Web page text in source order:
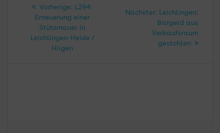
Vorherige:
Vorheriger
Beitrag:
L294:
Erneuerung einer
Stützmauer in
Leichlingen-Heide /
Hilgen
Nächster:
Nächster
Beitrag:
Leichlingen:
Bargeld aus
Verkaufsraum
gestohlen